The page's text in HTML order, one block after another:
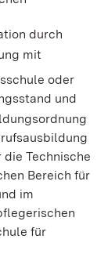
durch
mit
oder
und
Technische
Bereich für
im
für